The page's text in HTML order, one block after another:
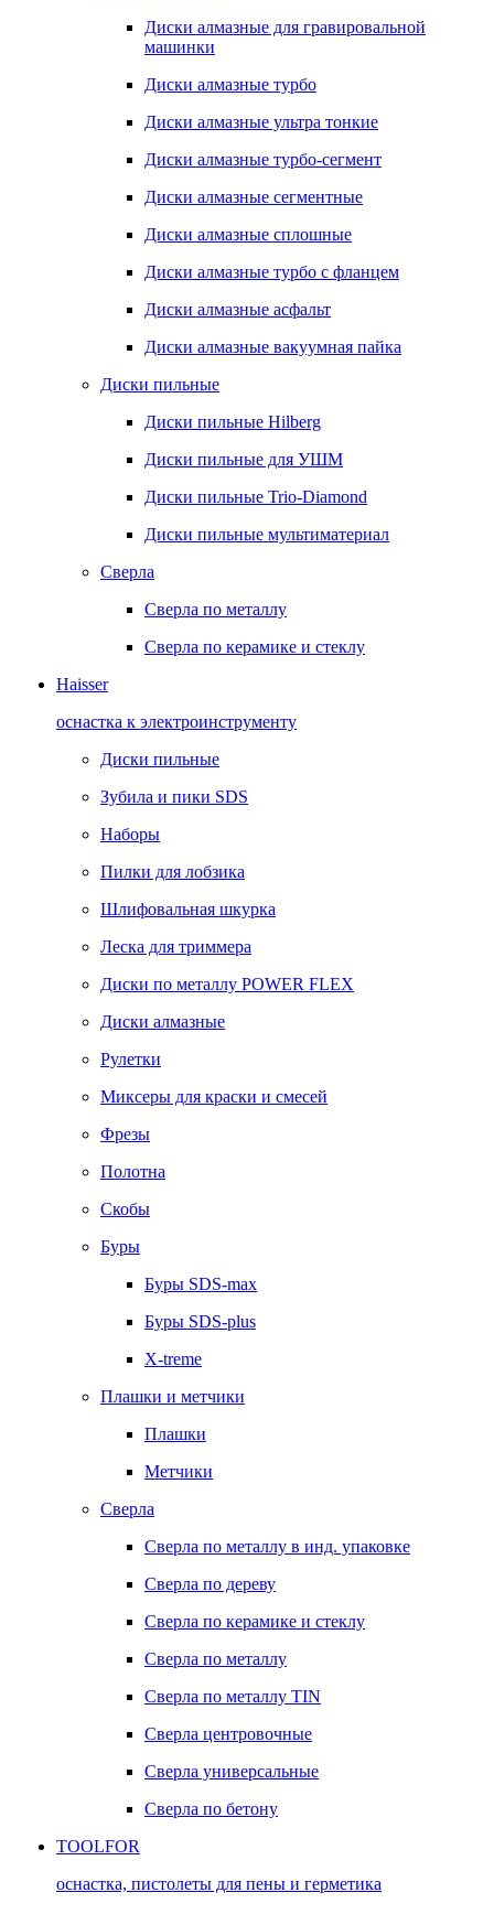
Диски алмазные для гравировальной
машинки
Диски алмазные турбо
Диски алмазные ультра тонкие
Диски алмазные турбо-сегмент
Диски алмазные сегментные
Диски алмазные сплошные
Диски алмазные турбо с фланцем
Диски алмазные асфальт
Диски алмазные вакуумная пайка
Диски пильные
Диски пильные Hilberg
Диски пильные для УШМ
Диски пильные Trio-Diamond
Диски пильные мультиматериал
Сверла
Сверла по металлу
Сверла по керамике и стеклу
Haisser
оснастка к электроинструменту
Диски пильные
Зубила и пики SDS
Наборы
Пилки для лобзика
Шлифовальная шкурка
Леска для триммера
Диски по металлу POWER FLEX
Диски алмазные
Рулетки
Миксеры для краски и смесей
Фрезы
Полотна
Скобы
Буры
Буры SDS-max
Буры SDS-plus
X-treme
Плашки и метчики
Плашки
Метчики
Сверла
Сверла по металлу в инд. упаковке
Сверла по дереву
Сверла по керамике и стеклу
Сверла по металлу
Сверла по металлу TIN
Сверла центровочные
Сверла универсальные
Сверла по бетону
TOOLFOR
оснастка, пистолеты для пены и герметика